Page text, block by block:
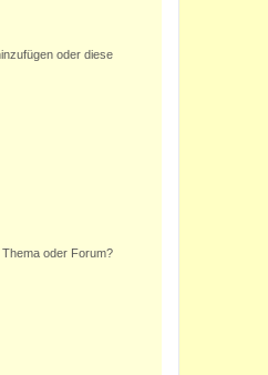
oder diese
oder Forum?